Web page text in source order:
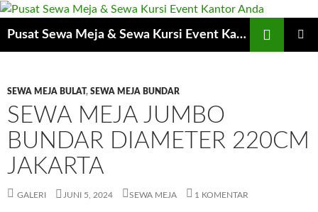
Pusat Sewa Meja & Sewa Kursi Event Kantor Anda
SEWA MEJA BULAT, SEWA MEJA BUNDAR
SEWA MEJA JUMBO
BUNDAR DIAMETER 220CM
JAKARTA
GALERI JUNI 5, 2024 SEWA MEJA 1 KOMENTAR